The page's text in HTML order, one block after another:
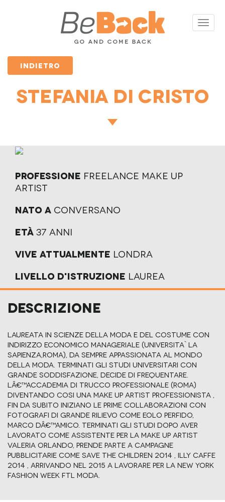
Toggle
INDIETRO
Stefania Di cristo
Professione Freelance Make Up
Artist
Nato a conversano
Età 37 anni
Vive attualmente londra
Livello d'istruzione Laurea
Descrizione
Laureata in Scienze della Moda e del Costume con
indirizzo Economico Manageriale (Universita` La
Sapienza,Roma), da sempre appassionata al mondo
della moda. Terminati gli studi universitari con
grande soddisfazione, decide di frequentare.
Lâ€™Accademia di Trucco Professionale (Roma)
diventando cosi una Make up Artist Professionista ,
fin da subito iniziano le prime collaborazioni con
fotografi di grande rilievo come Eolo Perfido,
Marco Dâ€™Amico. Terminati gli studi dopo aver
lavorato come assistente per la make up artist
Valeria Orlando, prende parte a campagne
pubblicitarie come Save the Children 2014 , Illy Caffe
2014 , arrivando nel 2015 a lavorare per la New York
Fashion Week Ftl Moda.